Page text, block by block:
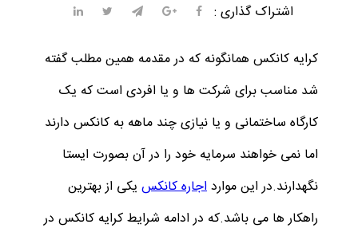
اشتراک گذاری :
کرایه کانکس همانگونه که در مقدمه همین مطلب گفته
شد مناسب برای شرکت ها و یا افردی است که یک
کارگاه ساختمانی و یا نیازی چند ماهه به کانکس دارند
اما نمی خواهند سرمایه خود را در آن بصورت ایستا
نگهدارند.در این موارداجاره کانکس یکی از بهترین
راهکار ها می باشد.که در ادامه شرایط کرایه کانکس در